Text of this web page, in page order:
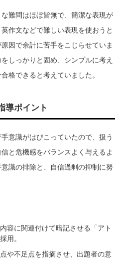
難問はほぼ皆無で、簡潔な表現が
作文などで難しい表現を使おうと
因で余計に苦手をこじらせていま
しっかりと固め、シンプルに考え
格できると考えていました。
導ポイント
意識がはびこっていたので、扱う
と危機感をバランスよく与えるよ
識の排除と、自信過剰の抑制に努
容に関連付けて暗記させる「アト
用。
や不足点を指摘させ、出題者の意